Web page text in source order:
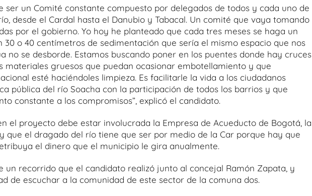
ser un Comité constante compuesto por delegados de todos y cada uno de
desde el Cardal hasta el Danubio y Tabacal. Un comité que vaya tomando
por el gobierno. Yo hoy he planteado que cada tres meses se haga un
30 o 40 centímetros de sedimentación que sería el mismo espacio que nos
no se desborde. Estamos buscando poner en los puentes donde hay cruces
materiales gruesos que puedan ocasionar embotellamiento y que
esté haciéndoles limpieza. Es facilitarle la vida a los ciudadanos
pública del río Soacha con la participación de todos los barrios y que
constante a los compromisos”, explicó el candidato.
el proyecto debe estar involucrada la Empresa de Acueducto de Bogotá, la
que el dragado del río tiene que ser por medio de la Car porque hay que
el dinero que el municipio le gira anualmente.
un recorrido que el candidato realizó junto al concejal Ramón Zapata, y
de escuchar a la comunidad de este sector de la comuna dos.